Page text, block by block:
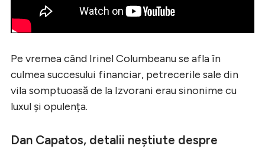
Pe vremea când Irinel Columbeanu se afla în
culmea succesului financiar, petrecerile sale din
vila somptuoasă de la Izvorani erau sinonime cu
luxul și opulența.
Dan Capatos, detalii neștiute despre